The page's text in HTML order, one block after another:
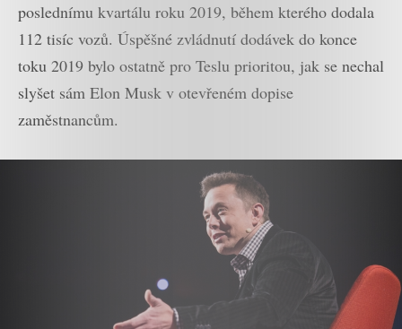
poslednímu kvartálu roku 2019, během kterého dodala
112 tisíc vozů. Úspěšné zvládnutí dodávek do konce
toku 2019 bylo ostatně pro Teslu prioritou, jak se nechal
slyšet sám Elon Musk v otevřeném dopise
zaměstnancům.